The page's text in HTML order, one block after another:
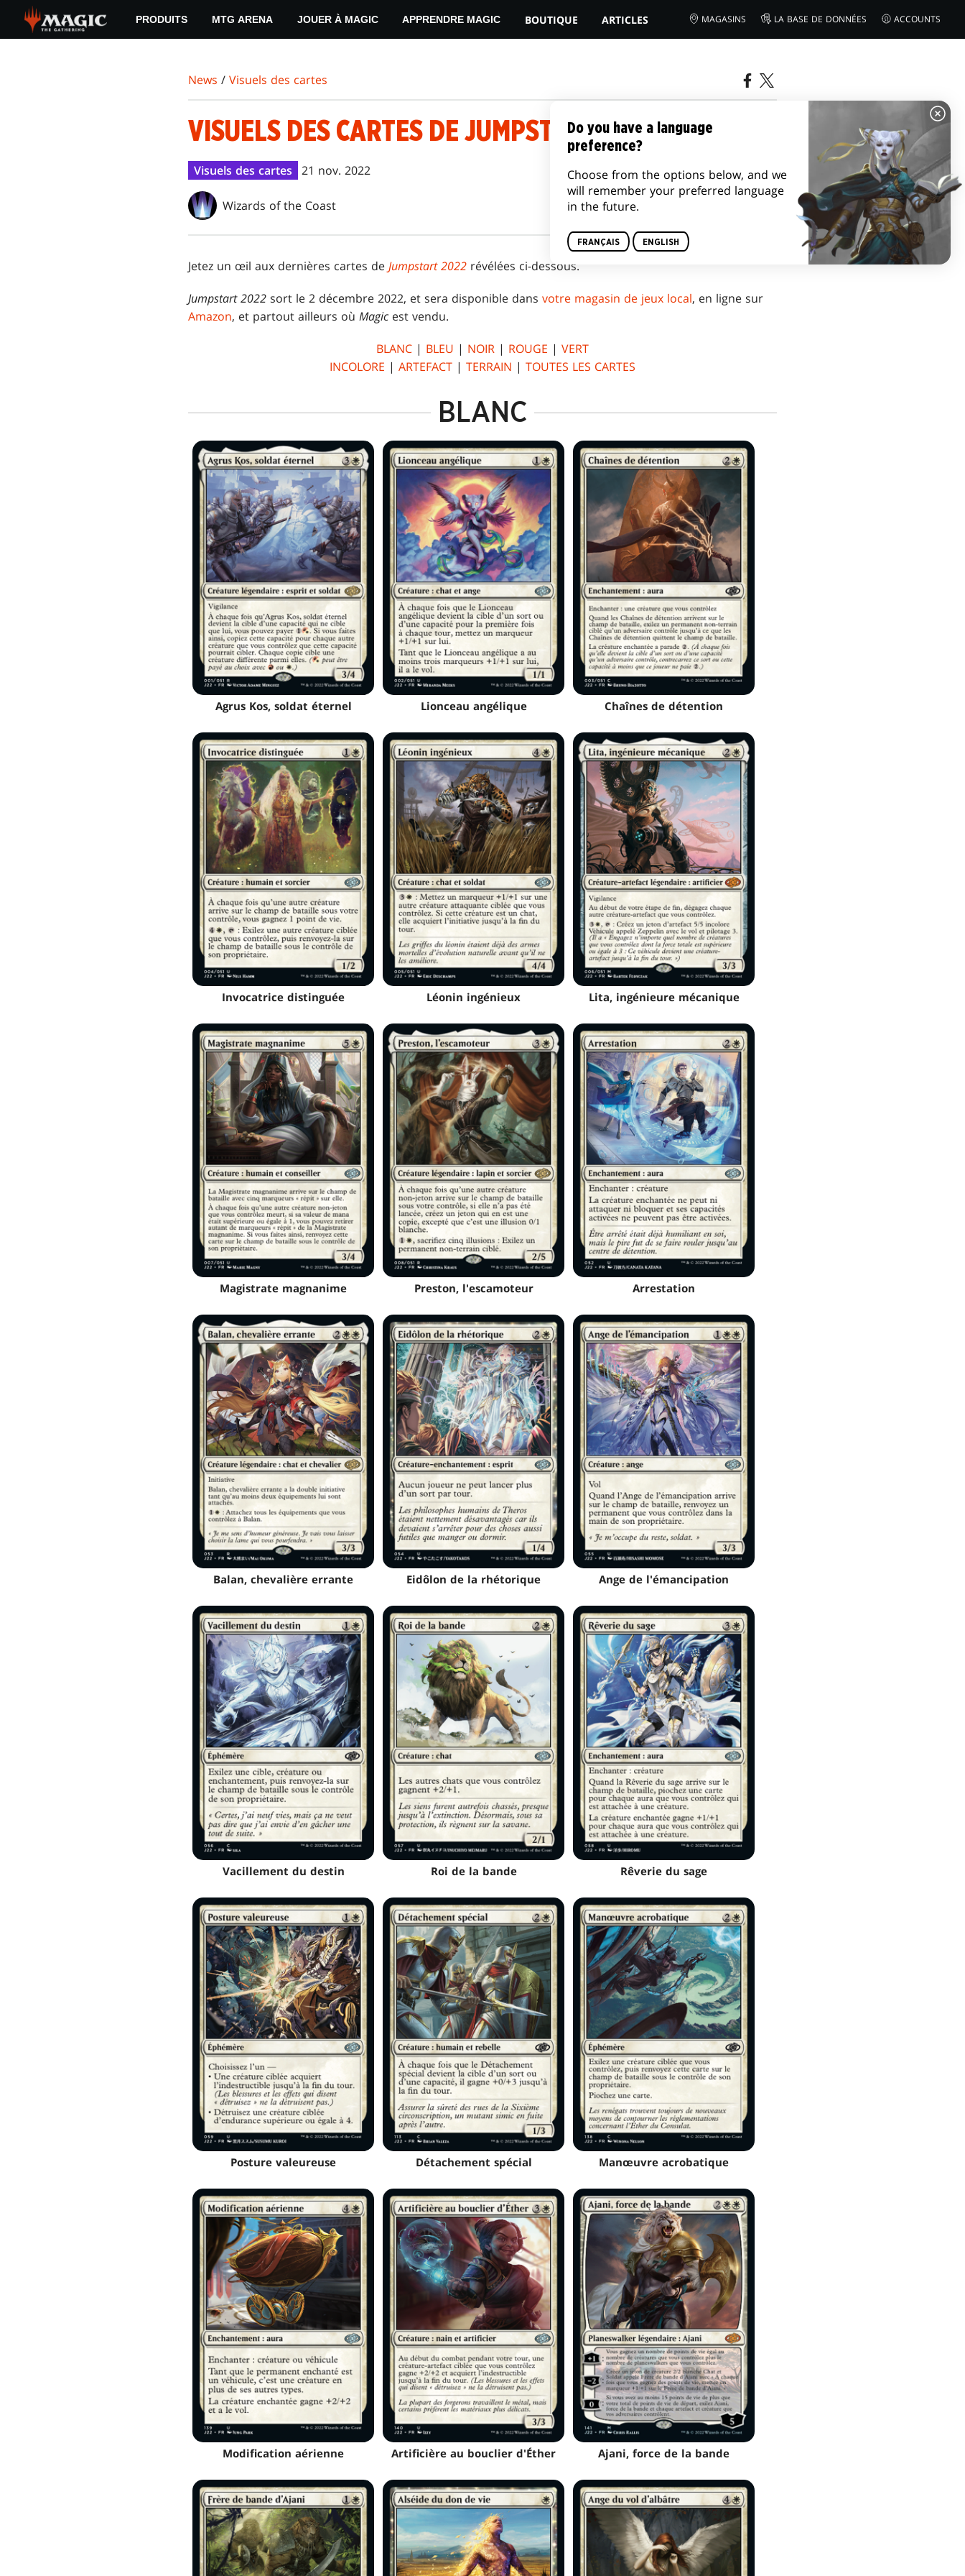
main
PRODUITS MTG ARENA JOUER À MAGIC APPRENDRE MAGIC BOUTIQUE ARTICLES MAGASINS LA BASE DE DONNÉES ACCOUNTS
News / Visuels des cartes
VISUELS DES CARTES DE JUMPSTART 2022
Visuels des cartes 21 nov. 2022
Wizards of the Coast
Jetez un œil aux dernières cartes de Jumpstart 2022 révélées ci-dessous.
Jumpstart 2022 sort le 2 décembre 2022, et sera disponible dans votre magasin de jeux local, en ligne sur
Amazon, et partout ailleurs où Magic est vendu.
BLANC | BLEU | NOIR | ROUGE | VERT
INCOLORE | ARTEFACT | TERRAIN | TOUTES LES CARTES
BLANC
Agrus Kos, soldat éternel Lionceau angélique Chaînes de détention
Invocatrice distinguée Léonin ingénieux Lita, ingénieure mécanique
Magistrate magnanime Preston, l'escamoteur Arrestation
Balan, chevalière errante Eidôlon de la rhétorique Ange de l'émancipation
Vacillement du destin Roi de la bande Rêverie du sage
Posture valeureuse Détachement spécial Manœuvre acrobatique
Modification aérienne Artificière au bouclier d'Éther Ajani, force de la bande
Do you have a language
preference?
Choose from the options below, and we
will remember your preferred language
in the future.
FRANÇAIS ENGLISH